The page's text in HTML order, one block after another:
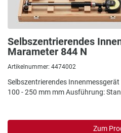
Selbszentrierendes
Marameter 844 N
Artikelnummer: 4474002
Selbszentrierendes
100 - 250 mm mm Ausführung:
Zum